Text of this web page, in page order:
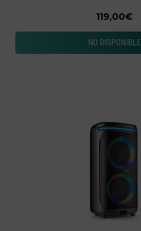
119,00€
NO DISPONIBLE